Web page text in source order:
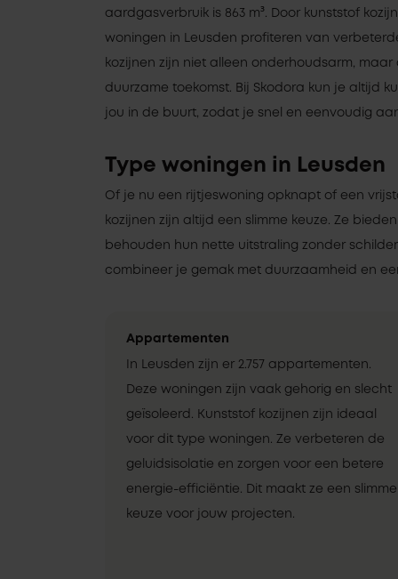
aardgasverbruik is 863 m³. Door kunststof
woningen in Leusden profiteren van
kozijnen zijn niet alleen onderhoudsarm,
duurzame toekomst. Bij Skodora kun je altijd
jou in de buurt, zodat je snel en eenvoudig
Type woningen in Leusden
Of je nu een rijtjeswoning opknapt of een
kozijnen zijn altijd een slimme keuze. Ze
behouden hun nette uitstraling zonder
combineer je gemak met duurzaamheid en
Appartementen
In Leusden zijn er 2.757 appartementen.
Deze woningen zijn vaak gehorig en slecht
geïsoleerd. Kunststof kozijnen zijn ideaal
voor dit type woningen. Ze verbeteren de
geluidsisolatie en zorgen voor een betere
energie-efficiëntie. Dit maakt ze een slimme
keuze voor jouw projecten.